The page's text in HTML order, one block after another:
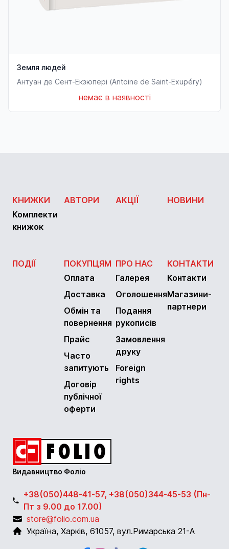
Земля людей
Антуан де Сент-Екзюпері (Antoine de Saint-Exupéry)
немає в наявності
КНИЖКИ
Комплекти
книжок
АВТОРИ АКЦІЇ НОВИНИ
ПОДІЇ
ПОКУПЦЯМ
Оплата
Доставка
Обмін та
повернення
Прайс
Часто
запитують
Договір
публічної
оферти
ПРО НАС
Галерея
Оголошення
Подання
рукописів
Замовлення
друку
Foreign
rights
КОНТАКТИ
Контакти
Магазини-
партнери
Видавництво Фоліо
+38(050)448-41-57, +38(050)344-45-53 (Пн-
Пт з 9.00 до 17.00)
store@folio.com.ua
Україна, Харків, 61057, вул.Римарська 21-А